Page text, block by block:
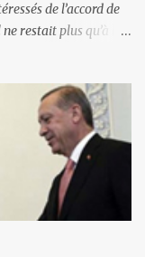
de l’accord de
restait plus qu’à le
renonciation aux
l'abstention de
long de la frontière
l’Arménie a
a posé de
doit demander la
et surtout, elle doit
allusion au